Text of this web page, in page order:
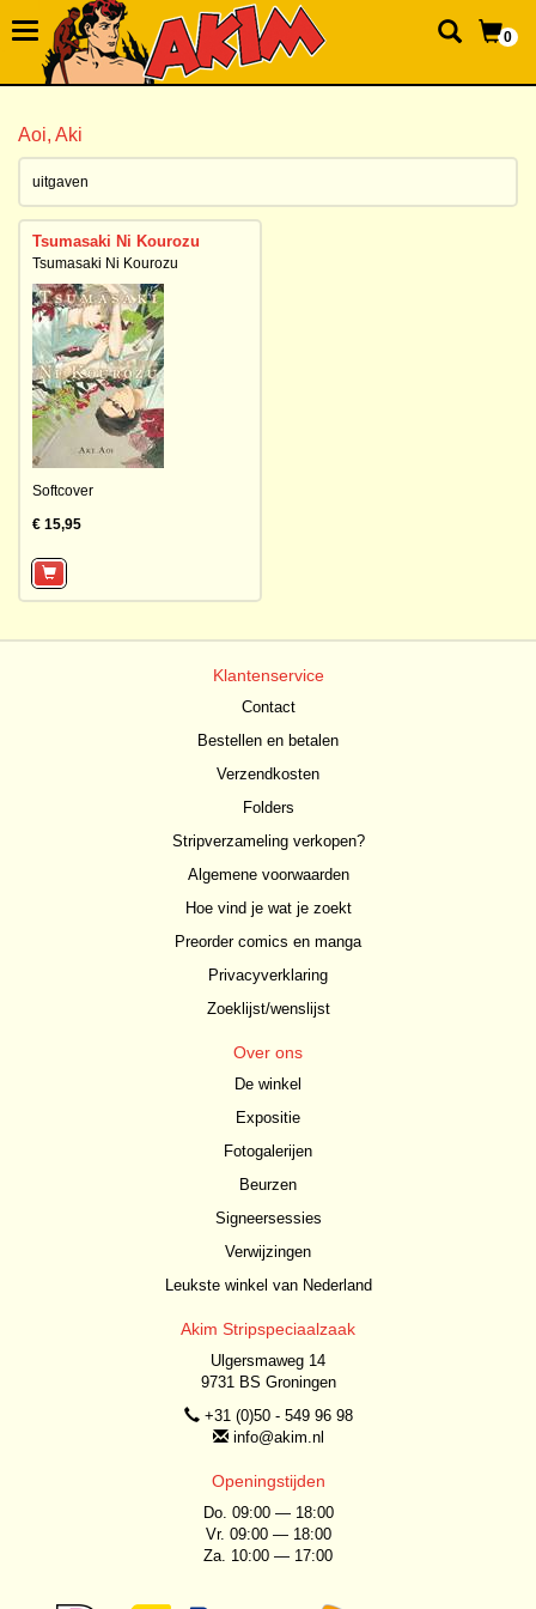
0
Aoi, Aki
uitgaven
Tsumasaki Ni Kourozu
Tsumasaki Ni Kourozu
Softcover
€ 15,95
Klantenservice
Contact
Bestellen en betalen
Verzendkosten
Folders
Stripverzameling verkopen?
Algemene voorwaarden
Hoe vind je wat je zoekt
Preorder comics en manga
Privacyverklaring
Zoeklijst/wenslijst
Over ons
De winkel
Expositie
Fotogalerijen
Beurzen
Signeersessies
Verwijzingen
Leukste winkel van Nederland
Akim Stripspeciaalzaak
Ulgersmaweg 14
9731 BS Groningen
+31 (0)50 - 549 96 98
info@akim.nl
Openingstijden
Do. 09:00 — 18:00
Vr. 09:00 — 18:00
Za. 10:00 — 17:00